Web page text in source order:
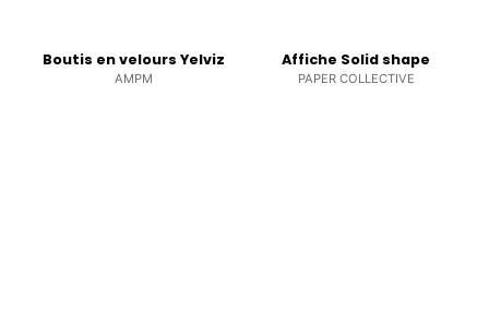
Boutis en velours Yelviz
AMPM
Affiche Solid shape
PAPER COLLECTIVE